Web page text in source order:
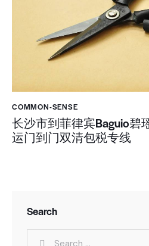
COMMON-SENSE
长沙市到菲律宾Baguio碧
运门到门双清包税专线
Search